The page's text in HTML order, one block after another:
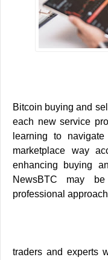
Bitcoin buying and
each new service
learning to
marketplace way
enhancing buying
NewsBTC may
professional
traders and experts